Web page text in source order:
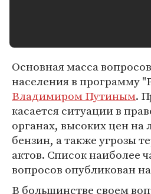
Основная масса
населения в программу
Владимиром Путиным.
касается ситуации в
органах, высоких цен на
бензин, а также угрозы
актов. Список наиболее
вопросов опубликован
В большинстве своем